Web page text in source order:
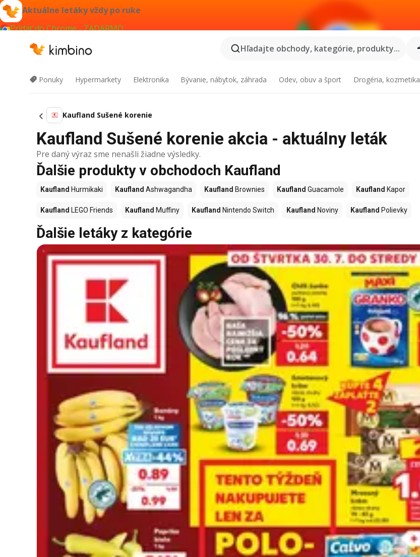
Aktuálne letáky vždy po ruke
Pridať do Chrome - ZADARMO
Hľadajte obchody, kategórie, produkty...
Ponuky Hypermarkety Elektronika Bývanie, nábytok, záhrada Odev, obuv a šport Drogéria, kozmetika
Kaufland Sušené korenie
Kaufland Sušené korenie akcia - aktuálny leták
Pre daný výraz sme nenašli žiadne výsledky.
Ďalšie produkty v obchodoch Kaufland
Kaufland Hurmikaki Kaufland Ashwagandha Kaufland Brownies Kaufland Guacamole Kaufland Kapor
Kaufland LEGO Friends Kaufland Muffiny Kaufland Nintendo Switch Kaufland Noviny Kaufland Polievky
Ďalšie letáky z kategórie